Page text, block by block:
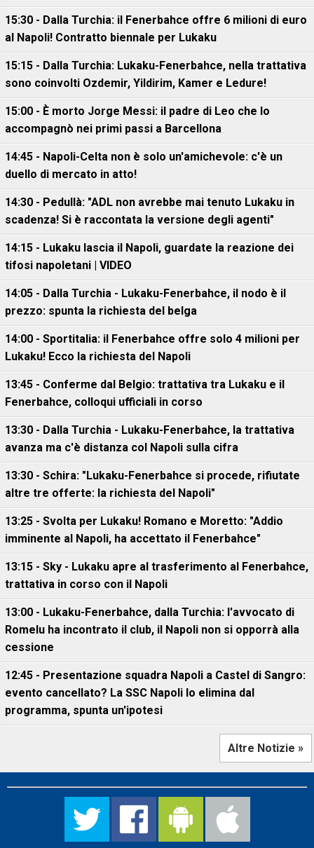
15:30 - Dalla Turchia: il Fenerbahce offre 6 milioni di euro
al Napoli! Contratto biennale per Lukaku
15:15 - Dalla Turchia: Lukaku-Fenerbahce, nella trattativa
sono coinvolti Ozdemir, Yildirim, Kamer e Ledure!
15:00 - È morto Jorge Messi: il padre di Leo che lo
accompagnò nei primi passi a Barcellona
14:45 - Napoli-Celta non è solo un'amichevole: c'è un
duello di mercato in atto!
14:30 - Pedullà: "ADL non avrebbe mai tenuto Lukaku in
scadenza! Si è raccontata la versione degli agenti"
14:15 - Lukaku lascia il Napoli, guardate la reazione dei
tifosi napoletani | VIDEO
14:05 - Dalla Turchia - Lukaku-Fenerbahce, il nodo è il
prezzo: spunta la richiesta del belga
14:00 - Sportitalia: il Fenerbahce offre solo 4 milioni per
Lukaku! Ecco la richiesta del Napoli
13:45 - Conferme dal Belgio: trattativa tra Lukaku e il
Fenerbahce, colloqui ufficiali in corso
13:30 - Dalla Turchia - Lukaku-Fenerbahce, la trattativa
avanza ma c'è distanza col Napoli sulla cifra
13:30 - Schira: "Lukaku-Fenerbahce si procede, rifiutate
altre tre offerte: la richiesta del Napoli"
13:25 - Svolta per Lukaku! Romano e Moretto: "Addio
imminente al Napoli, ha accettato il Fenerbahce"
13:15 - Sky - Lukaku apre al trasferimento al Fenerbahce,
trattativa in corso con il Napoli
13:00 - Lukaku-Fenerbahce, dalla Turchia: l'avvocato di
Romelu ha incontrato il club, il Napoli non si opporrà alla
cessione
12:45 - Presentazione squadra Napoli a Castel di Sangro:
evento cancellato? La SSC Napoli lo elimina dal
programma, spunta un'ipotesi
Altre Notizie »